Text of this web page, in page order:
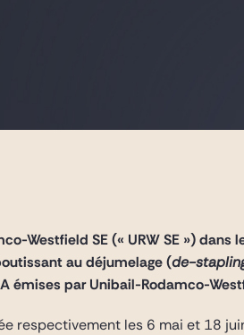
Westfield SE (« URW SE »)
au déjumelage (de-
émises par Unibail-Rodamco-
respectivement les 6 mai et 18